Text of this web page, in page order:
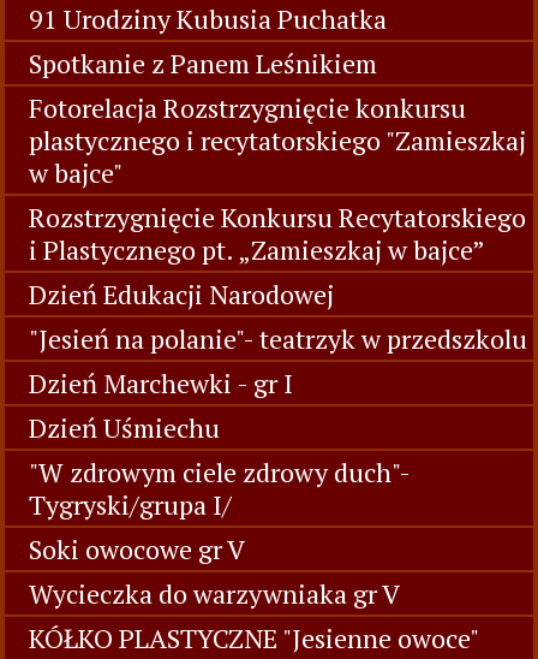
91 Urodziny Kubusia Puchatka
Spotkanie z Panem Leśnikiem
Fotorelacja Rozstrzygnięcie konkursu
plastycznego i recytatorskiego "Zamieszkaj
w bajce"
Rozstrzygnięcie Konkursu Recytatorskiego
i Plastycznego pt. „Zamieszkaj w bajce”
Dzień Edukacji Narodowej
"Jesień na polanie"- teatrzyk w przedszkolu
Dzień Marchewki - gr I
Dzień Uśmiechu
"W zdrowym ciele zdrowy duch"-
Tygryski/grupa I/
Soki owocowe gr V
Wycieczka do warzywniaka gr V
KÓŁKO PLASTYCZNE "Jesienne owoce"